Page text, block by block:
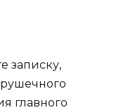
записку,
главного